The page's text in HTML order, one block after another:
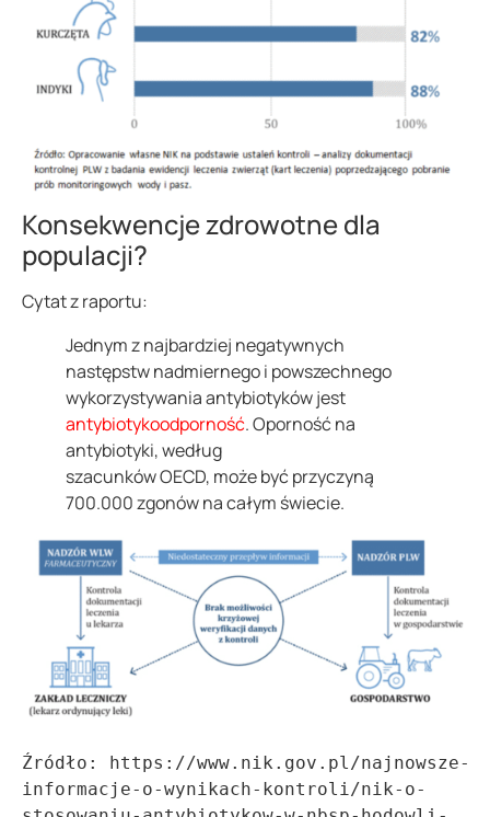
Konsekwencje zdrowotne dla
populacji?
Cytat z raportu:
Jednym z najbardziej negatywnych
następstw nadmiernego i powszechnego
wykorzystywania antybiotyków jest
antybiotykoodporność. Oporność na
antybiotyki, według
szacunków OECD, może być przyczyną
700.000 zgonów na całym świecie.
Źródło: https://www.nik.gov.pl/najnowsze-
informacje-o-wynikach-kontroli/nik-o-